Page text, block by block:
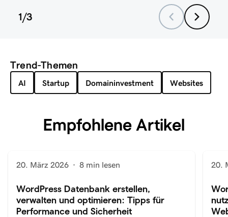
1/3
Trend-Themen
AI Startup Domaininvestment Websites
Empfohlene Artikel
20. März 2026 · 8 min lesen
WordPress Datenbank erstellen,
verwalten und optimieren: Tipps für
Performance und Sicherheit
20.